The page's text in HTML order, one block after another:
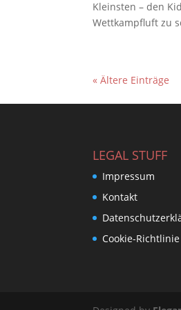
Kleinsten – den
Wettkampfluft zu
« Ältere Einträge
LEGAL STUFF
Impressum
Kontakt
Cookie-Richtlinie